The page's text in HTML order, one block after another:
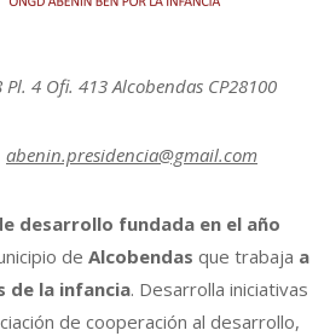
4 Ofi. 413 Alcobendas CP28100
abenin.presidencia@gmail.com
desarrollo fundada en el año
de Alcobendas que trabaja a
de la infancia. Desarrolla iniciativas
de cooperación al desarrollo,